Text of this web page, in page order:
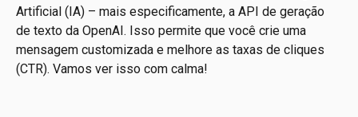
Artificial (IA) – mais especificamente, a API de geração
de texto da OpenAI. Isso permite que você crie uma
mensagem customizada e melhore as taxas de cliques
(CTR). Vamos ver isso com calma!